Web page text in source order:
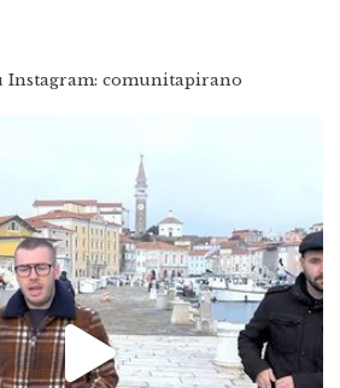
Instagram: comunitapirano